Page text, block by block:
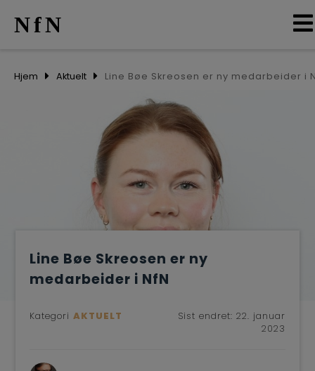
AKTUELT
ARRANGEMENTER
NETTVERK
MEDLEMMER
OM OSS
NfN
Hjem Aktuelt Line Bøe Skreosen er ny medarbeider i
Line Bøe Skreosen er ny
medarbeider i NfN
Kategori AKTUELT Sist endret: 22. januar
2023